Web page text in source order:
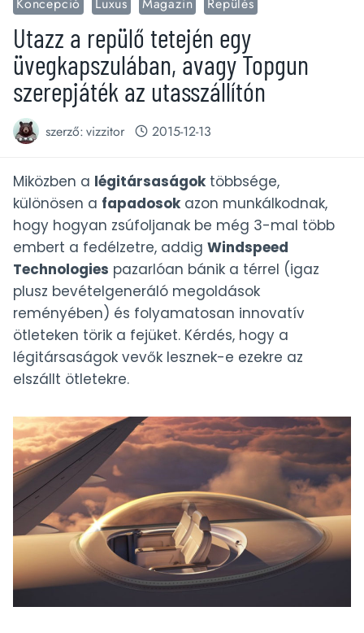
Koncepció Luxus Magazin Repülés
Utazz a repülő tetején egy
üvegkapszulában, avagy Topgun
szerepjáték az utasszállítón
szerző:vizzitor 2015-12-13
Miközben a légitársaságok többsége,
különösen a fapadosok azon munkálkodnak,
hogy hogyan zsúfoljanak be még 3-mal több
embert a fedélzetre, addig Windspeed
Technologies pazarlóan bánik a térrel (igaz
plusz bevételgeneráló megoldások
reményében) és folyamatosan innovatív
ötleteken törik a fejüket. Kérdés, hogy a
légitársaságok vevők lesznek-e ezekre az
elszállt ötletekre.